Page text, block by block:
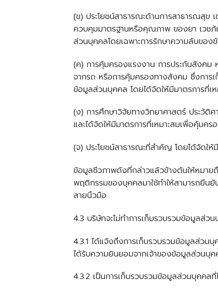
(ข) ประโยชน์สาธารณะด้านการสาธารณสุข
ควบคุมมาตรฐานหรือคุณภาพ ของยา เวชภั
ส่วนบุคคลโดยเฉพาะการรักษาความลับขอ
(ค) การคุ้มครองแรงงาน การประกันสังค
จากรถ หรือการคุ้มครองทางสังคม ซึ่งการ
ข้อมูลส่วนบุคคล โดยได้จัดให้มีมาตรการที่เ
(ง) การศึกษาวิจัยทางวิทยาศาสตร์ ประวัติ
และได้จัดให้มีมาตรการที่เหมาะสมเพื่อคุ้ม
(จ) ประโยชน์สาธารณะที่สำคัญ โดยได้จัดใ
ข้อมูลชีวภาพดังที่กล่าวแล้วข้างต้นให้หมาย
พฤติกรรมของบุคคลมาใช้ทำให้สามารถยื
ลายนิ้วมือ
4.3 บริษัทจะไม่ทำการเก็บรวบรวมข้อมูลส่
4.3.1 ได้แจ้งถึงการเก็บรวบรวมข้อมูลส่วน
ได้รับความยินยอมจากเจ้าของข้อมูลส่วนบุค
4.3.2 เป็นการเก็บรวบรวมข้อมูลส่วนบุคคล